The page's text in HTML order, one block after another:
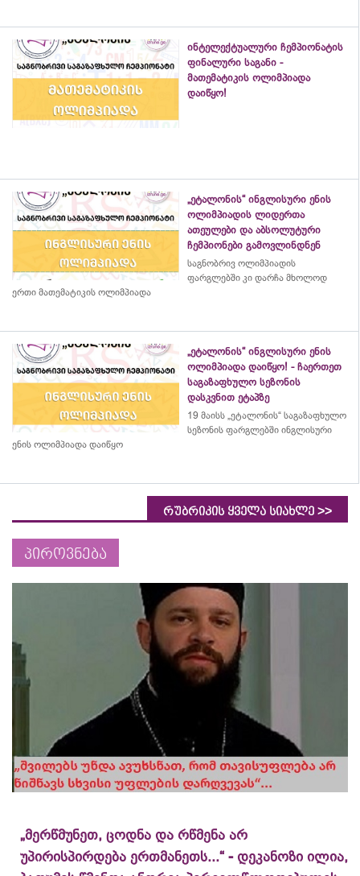
ინტელექტუალური ჩემპიონატის
ფინალური საგანი -
მათემატიკის ოლიმპიადა
დაიწყო!
„ეტალონის“ ინგლისური ენის
ოლიმპიადის ლიდერთა
ათეულები და აბსოლუტური
ჩემპიონები გამოვლინდნენ
საგნობრივ ოლიმპიადის
ფარგლებში კი დარჩა მხოლოდ
ერთი მათემატიკის ოლიმპიადა
„ეტალონის“ ინგლისური ენის
ოლიმპიადა დაიწყო! - ჩაერთეთ
საგაზაფხულო სეზონის
დასკვნით ეტაპზე
19 მაისს „ეტალონის“ საგაზაფხულო
სეზონის ფარგლებში ინგლისური
ენის ოლიმპიადა დაიწყო
რუბრიკის ყველა სიახლე >>
პიროვნება
„მერწმუნეთ, ცოდნა და რწმენა არ
უპირისპირდება ერთმანეთს...“ - დეკანოზი ილია,